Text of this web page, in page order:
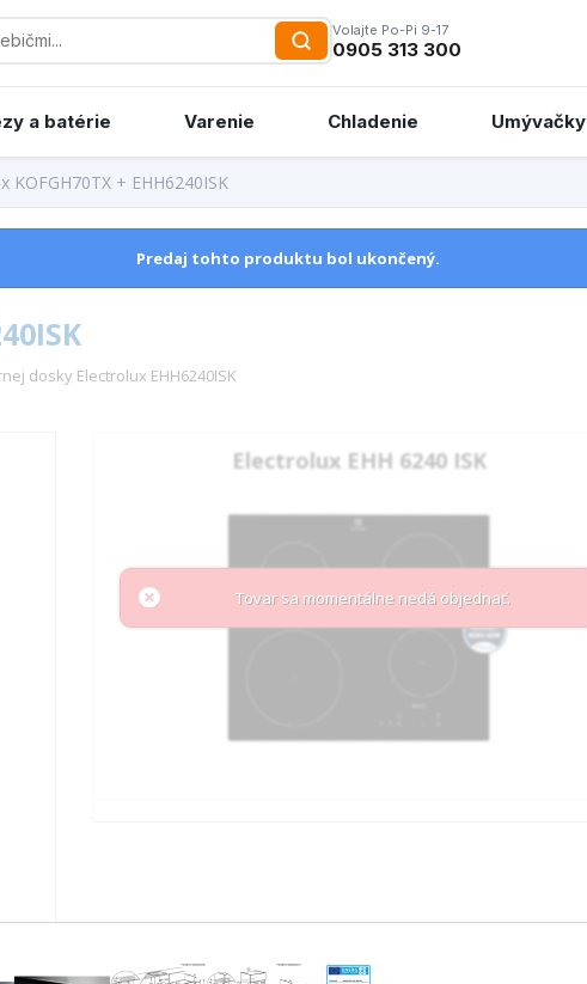
Volajte Po-Pi 9-17
0905 313 300
a batérie Varenie Chladenie Umývačky
KOFGH70TX + EHH6240ISK
Predaj tohto produktu bol ukončený.
dosky Electrolux EHH6240ISK
Electrolux EHH 6240 ISK
Tovar sa momentálne nedá objednať.